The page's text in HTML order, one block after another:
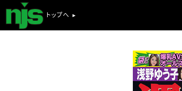
トップへ ▸